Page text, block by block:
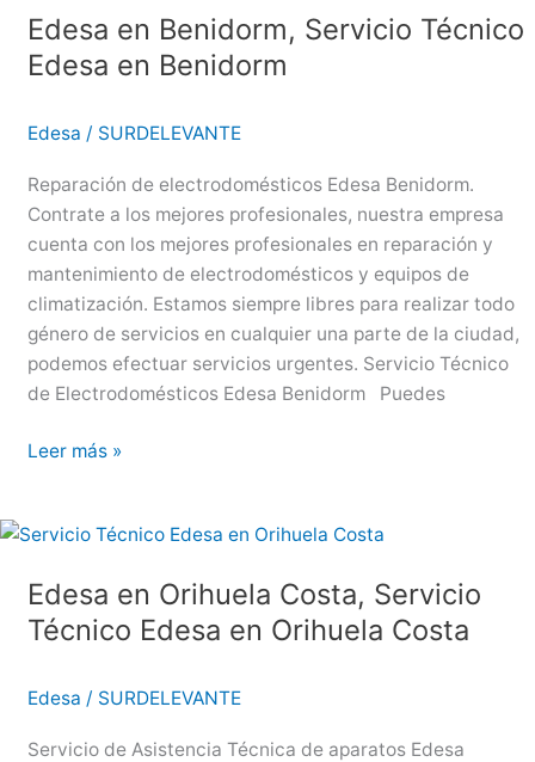
Raspeig,
Servicio
Edesa
San
Vicente
del
Raspeig
Edesa en Benidorm, Servicio Técnico
Edesa en Benidorm
Edesa / SURDELEVANTE
Reparación de electrodomésticos Edesa Benidorm.
Contrate a los mejores profesionales, nuestra empresa
cuenta con los mejores profesionales en reparación y
mantenimiento de electrodomésticos y equipos de
climatización. Estamos siempre libres para realizar todo
género de servicios en cualquier una parte de la ciudad,
podemos efectuar servicios urgentes. Servicio Técnico
de Electrodomésticos Edesa Benidorm Puedes
Edesa
Servicio
Edesa
en
Leer más »
Edesa en Orihuela Costa, Servicio
Técnico Edesa en Orihuela Costa
Edesa / SURDELEVANTE
Servicio de Asistencia Técnica de aparatos Edesa